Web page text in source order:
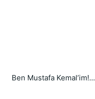
Ben Mustafa Kemal’im!...